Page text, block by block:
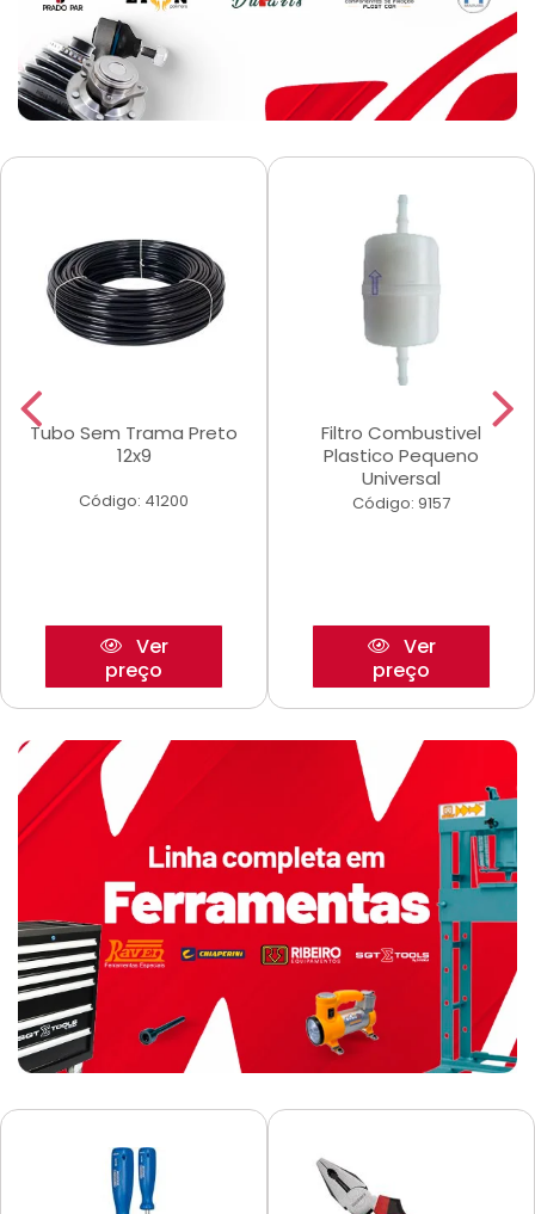
Tubo Sem Trama Preto
12x9
Código: 41200
Ver
preço
Filtro Combustivel
Plastico Pequeno
Universal
Código: 9157
Ver
preço